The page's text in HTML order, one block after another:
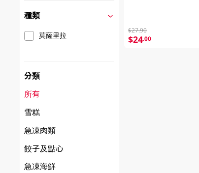
種類
莫薩里拉
分類
所有
雪糕
急凍肉類
餃子及點心
急凍海鮮
$27.90
$24.00